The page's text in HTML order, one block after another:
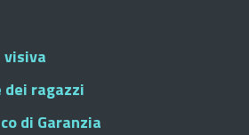
dei ragazzi
di Garanzia